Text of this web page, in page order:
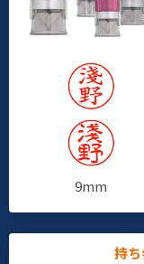
9mm
持